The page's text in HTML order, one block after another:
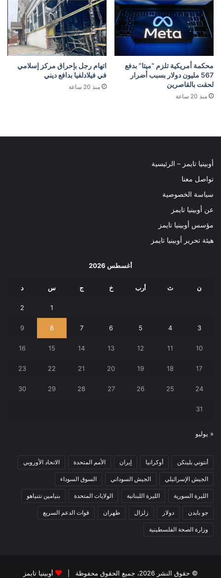
محكمة أمريكية تلزم “ميتا” بدفع
567 مليون دولار بسبب أضرار
لحقت بالقاصرين
منذ 20 ساعة
اتهام رجل بإحراق مركز إسلامي
في فيلادلفيا بدافع ديني
منذ 20 ساعة
أوبينيا تايمز – الرئيسية
تواصل معنا
سياسة الخصوصية
عن أوبينيا تايمز
مؤسس أوبينيا تايمز
هيئة تحرير أوبينيا تايمز
أغسطس 2026
ن ث أرب خ ج س د
1
2
3
4
5
6
7
8
9
10
11
12
13
14
15
16
17
18
19
20
21
22
23
24
25
26
27
28
29
30
31
« يوليو
أنتوني بلينكن أوكرانيا إيران الأمم المتحدة الاتحاد الأوروبي
الجيش الإسرائيلي الجيش السوداني السوق السوداء
الليرة السورية الليرة اللبنانية الولايات المتحدة بنيامين نتنياهو
جو بايدن دولار زلزال طهران قوات الدعم السريع
وزارة الصحة الفلسطينية
© حقوق النشر 2026، جميع الحقوق محفوظة | أوبينيا تايمز